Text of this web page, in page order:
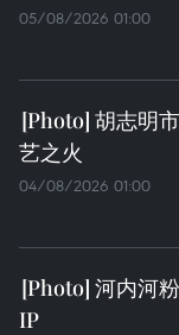
05/08/2026 01:00
胡志明
艺之火
04/08/2026 01:00
河内河
IP